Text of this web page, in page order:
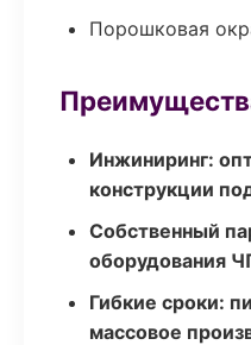
Порошковая
Инжиниринг:
конструкции
Собственный
оборудования
Гибкие сроки:
массовое